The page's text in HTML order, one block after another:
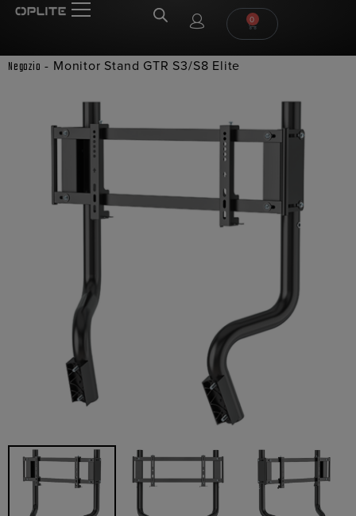
0
Negozio - Monitor Stand GTR S3/S8 Elite